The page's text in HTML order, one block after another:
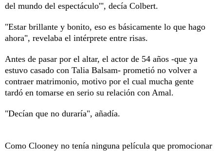
del mundo del espectáculo'", decía Colbert.
"Estar brillante y bonito, eso es básicamente lo que hago
ahora", revelaba el intérprete entre risas.
Antes de pasar por el altar, el actor de 54 años -que ya
estuvo casado con Talia Balsam- prometió no volver a
contraer matrimonio, motivo por el cual mucha gente
tardó en tomarse en serio su relación con Amal.
"Decían que no duraría", añadía.
Como Clooney no tenía ninguna película que promocionar